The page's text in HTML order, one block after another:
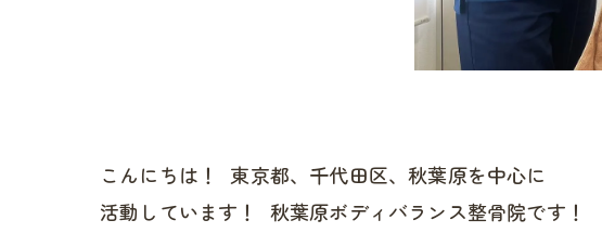
こんにちは！ 東京都、千代田区、秋葉原を中心に
活動しています！ 秋葉原ボディバランス整骨院です